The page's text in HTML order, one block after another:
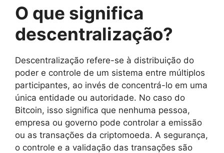
O que significa
descentralização?
Descentralização refere-se à distribuição do
poder e controle de um sistema entre múltiplos
participantes, ao invés de concentrá-lo em uma
única entidade ou autoridade. No caso do
Bitcoin, isso significa que nenhuma pessoa,
empresa ou governo pode controlar a emissão
ou as transações da criptomoeda. A segurança,
o controle e a validação das transações são